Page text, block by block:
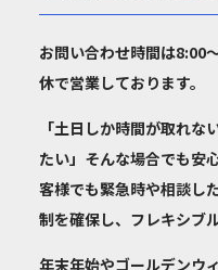
お問い合わせ時間は8:00
休で営業しております。
「土日しか時間が取れ
たい」そんな場合でも安
客様でも緊急時や相談し
制を確保し、フレキシブ
年末年始やゴールデンウ